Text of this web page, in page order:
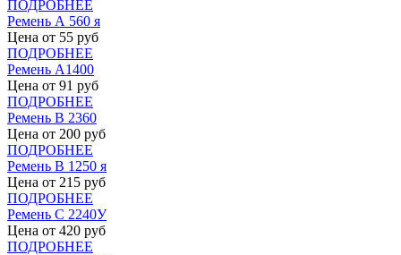
ПОДРОБНЕЕ
Ремень А 560 я
Цена от 55 руб
ПОДРОБНЕЕ
Ремень А1400
Цена от 91 руб
ПОДРОБНЕЕ
Ремень В 2360
Цена от 200 руб
ПОДРОБНЕЕ
Ремень В 1250 я
Цена от 215 руб
ПОДРОБНЕЕ
Ремень С 2240У
Цена от 420 руб
ПОДРОБНЕЕ